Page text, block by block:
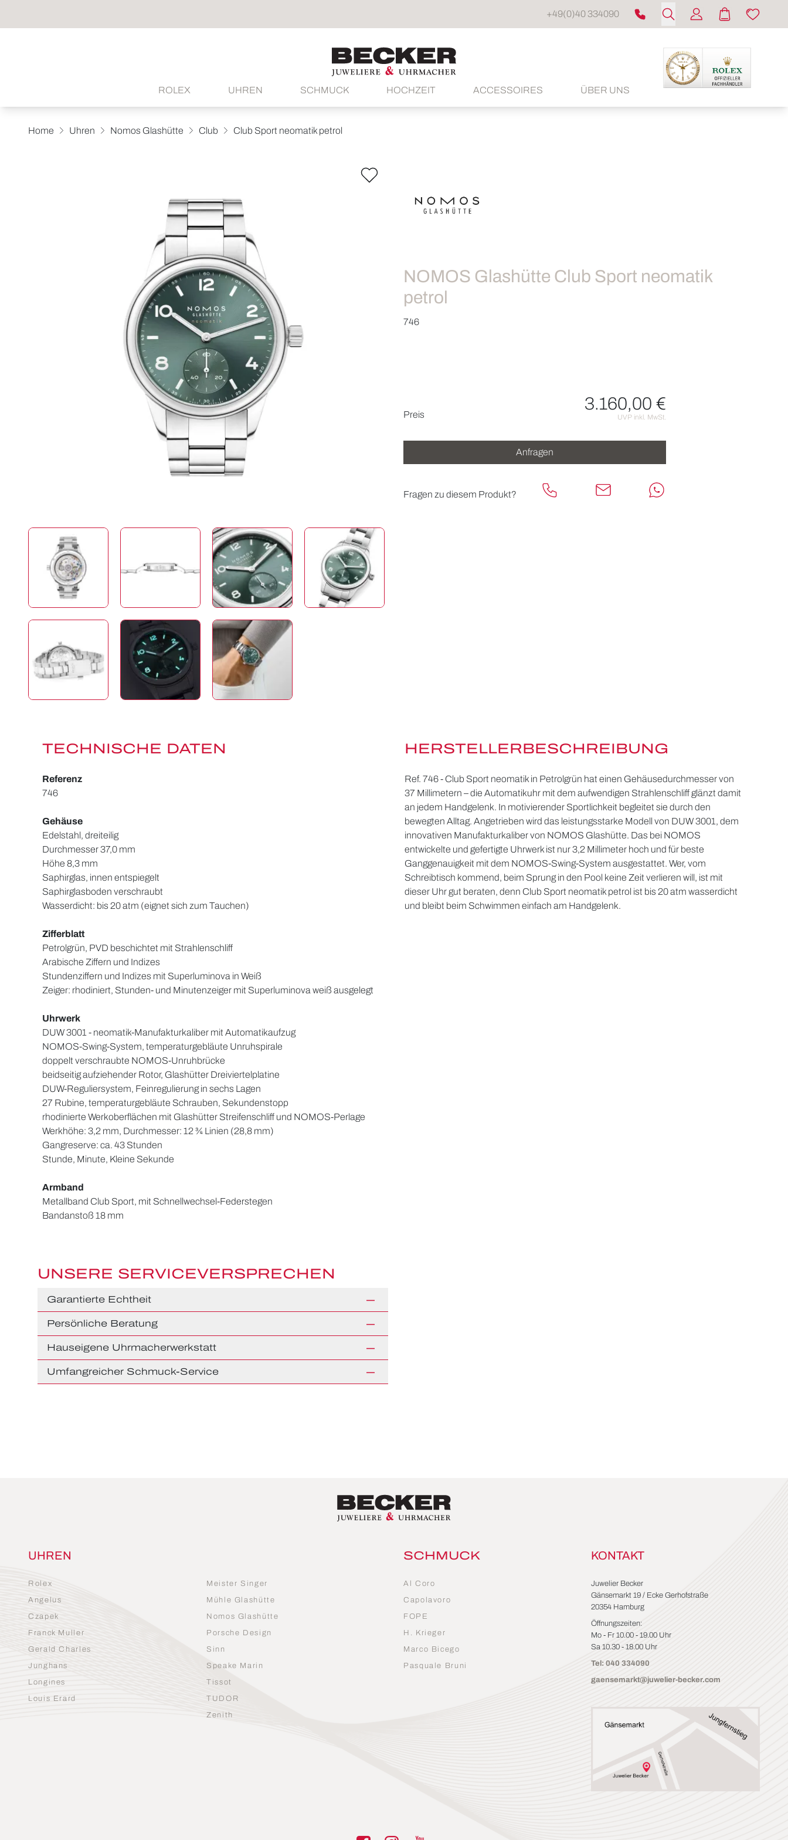
+49(0)40 334090
ROLEX UHREN SCHMUCK HOCHZEIT ACCESSOIRES ÜBER UNS
Home Uhren Nomos Glashütte Club Club Sport neomatik petrol
NOMOS Glashütte Club Sport neomatik
petrol
746
Preis
3.160,00 €
UVP inkl. MwSt.
Anfragen
Fragen zu diesem Produkt?
TECHNISCHE DATEN
Referenz
746
Gehäuse
Edelstahl, dreiteilig
Durchmesser 37,0 mm
Höhe 8,3 mm
Saphirglas, innen entspiegelt
Saphirglasboden verschraubt
Wasserdicht: bis 20 atm (eignet sich zum Tauchen)
Zifferblatt
Petrolgrün, PVD beschichtet mit Strahlenschliff
Arabische Ziffern und Indizes
Stundenziffern und Indizes mit Superluminova in Weiß
Zeiger: rhodiniert, Stunden- und Minutenzeiger mit Superluminova weiß ausgelegt
Uhrwerk
DUW 3001 - neomatik-Manufakturkaliber mit Automatikaufzug
NOMOS-Swing-System, temperaturgebläute Unruhspirale
doppelt verschraubte NOMOS-Unruhbrücke
beidseitig aufziehender Rotor, Glashütter Dreiviertelplatine
DUW-Reguliersystem, Feinregulierung in sechs Lagen
27 Rubine, temperaturgebläute Schrauben, Sekundenstopp
rhodinierte Werkoberflächen mit Glashütter Streifenschliff und NOMOS-Perlage
Werkhöhe: 3,2 mm, Durchmesser: 12 ¾ Linien (28,8 mm)
Gangreserve: ca. 43 Stunden
Stunde, Minute, Kleine Sekunde
Armband
Metallband Club Sport, mit Schnellwechsel-Federstegen
Bandanstoß 18 mm
HERSTELLERBESCHREIBUNG
Ref. 746 - Club Sport neomatik in Petrolgrün hat einen Gehäusedurchmesser von
37 Millimetern – die Automatikuhr mit dem aufwendigen Strahlenschliff glänzt damit
an jedem Handgelenk. In motivierender Sportlichkeit begleitet sie durch den
bewegten Alltag. Angetrieben wird das leistungsstarke Modell von DUW 3001, dem
innovativen Manufakturkaliber von NOMOS Glashütte. Das bei NOMOS
entwickelte und gefertigte Uhrwerk ist nur 3,2 Millimeter hoch und für beste
Ganggenauigkeit mit dem NOMOS-Swing-System ausgestattet. Wer, vom
Schreibtisch kommend, beim Sprung in den Pool keine Zeit verlieren will, ist mit
dieser Uhr gut beraten, denn Club Sport neomatik petrol ist bis 20 atm wasserdicht
und bleibt beim Schwimmen einfach am Handgelenk.
UNSERE SERVICEVERSPRECHEN
Garantierte Echtheit
Persönliche Beratung
Hauseigene Uhrmacherwerkstatt
Umfangreicher Schmuck-Service
UHREN
Rolex
Angelus
Czapek
Franck Muller
Gerald Charles
Junghans
Longines
Louis Erard
Meister Singer
Mühle Glashütte
Nomos Glashütte
Porsche Design
Sinn
Speake Marin
Tissot
TUDOR
Zenith
SCHMUCK
Al Coro
Capolavoro
FOPE
H. Krieger
Marco Bicego
Pasquale Bruni
KONTAKT
Juwelier Becker
Gänsemarkt 19 / Ecke Gerhofstraße
20354 Hamburg
Öffnungszeiten:
Mo - Fr 10.00 - 19.00 Uhr
Sa 10.30 - 18.00 Uhr
Tel: 040 334090
gaensemarkt@juwelier-becker.com